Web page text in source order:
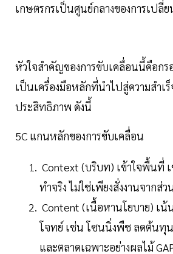
เกษตรกรเป็นศูนย์กลางของการเปลี่
หัวใจสำคัญของการขับเคลื่อนนี้คือกร
เป็นเครื่องมือหลักที่นำไปสู่ความสำเร็
ประสิทธิภาพ ดังนี้
5C แกนหลักของการขับเคลื่อน
Context (บริบท) เข้าใจพื้นที่
ทำจริง ไม่ใช่เพียงสั่งงานจากส่ว
Content (เนื้อหานโยบาย) เ
โจทย์ เช่น โซนนิ่งพืช ลดต้นทุ
และตลาดเฉพาะอย่างผลไม้